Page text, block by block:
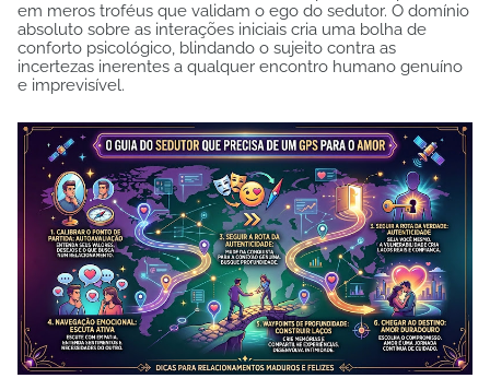
em meros troféus que validam o ego do sedutor. O domínio
absoluto sobre as interações iniciais cria uma bolha de
conforto psicológico, blindando o sujeito contra as
incertezas inerentes a qualquer encontro humano genuíno
e imprevisível.